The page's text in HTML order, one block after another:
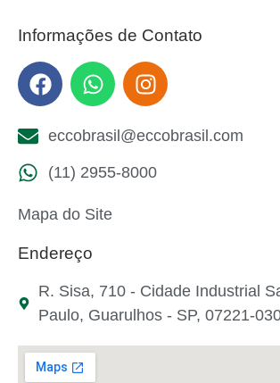
Informações de Contato
eccobrasil@eccobrasil.com
(11) 2955-8000
Mapa do Site
Endereço
R. Sisa, 710 - Cidade Industrial
Paulo, Guarulhos - SP, 07221-